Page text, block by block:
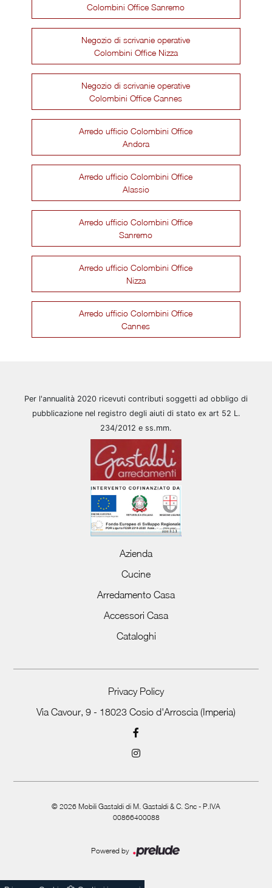
Colombini Office Sanremo
Negozio di scrivanie operative
Colombini Office Nizza
Negozio di scrivanie operative
Colombini Office Cannes
Arredo ufficio Colombini Office
Andora
Arredo ufficio Colombini Office
Alassio
Arredo ufficio Colombini Office
Sanremo
Arredo ufficio Colombini Office
Nizza
Arredo ufficio Colombini Office
Cannes
Per l'annualità 2020 ricevuti contributi soggetti ad obbligo di
pubblicazione nel registro degli aiuti di stato ex art 52 L.
234/2012 e ss.mm.
Azienda
Cucine
Arredamento Casa
Accessori Casa
Cataloghi
Privacy Policy
Via Cavour, 9 - 18023 Cosio d'Arroscia (Imperia)
© 2026 Mobili Gastaldi di M. Gastaldi & C. Snc - P.IVA
00866400088
Powered by